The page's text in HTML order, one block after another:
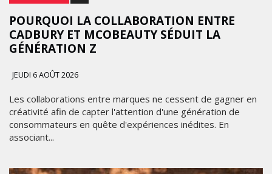
POURQUOI LA COLLABORATION ENTRE
CADBURY ET MCOBEAUTY SÉDUIT LA
GÉNÉRATION Z
JEUDI 6 AOÛT 2026
Les collaborations entre marques ne cessent de gagner en
créativité afin de capter l'attention d'une génération de
consommateurs en quête d'expériences inédites. En
associant...